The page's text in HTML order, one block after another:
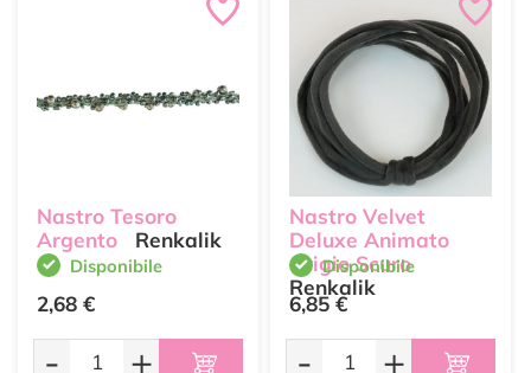
Nastro Tesoro
Argento
Renkalik
Disponibile
2,68 €
- +
Nastro Velvet
Deluxe Animato
Grigio Scuro
Renkalik
Disponibile
6,85 €
- +